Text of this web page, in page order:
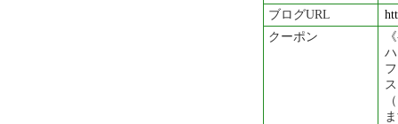
ブログURL
クーポン